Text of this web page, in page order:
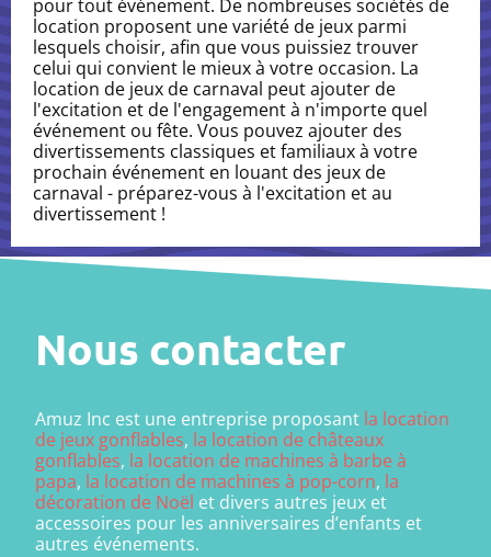
pour tout événement. De nombreuses sociétés de
location proposent une variété de jeux parmi
lesquels choisir, afin que vous puissiez trouver
celui qui convient le mieux à votre occasion. La
location de jeux de carnaval peut ajouter de
l'excitation et de l'engagement à n'importe quel
événement ou fête. Vous pouvez ajouter des
divertissements classiques et familiaux à votre
prochain événement en louant des jeux de
carnaval - préparez-vous à l'excitation et au
divertissement !
Nous contacter
Amuz Inc est une entreprise proposant la location
de jeux gonflables, la location de châteaux
gonflables, la location de machines à barbe à
papa, la location de machines à pop-corn, la
décoration de Noël et divers autres jeux et
accessoires pour les anniversaires d’enfants et
autres événements.